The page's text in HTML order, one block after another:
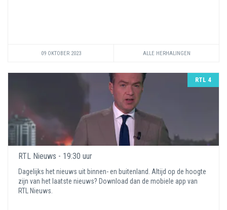
09 OKTOBER 2023 ALLE HERHALINGEN
RTL 4
RTL Nieuws - 19:30 uur
Dagelijks het nieuws uit binnen- en buitenland. Altijd op de hoogte
zijn van het laatste nieuws? Download dan de mobiele app van
RTL Nieuws.